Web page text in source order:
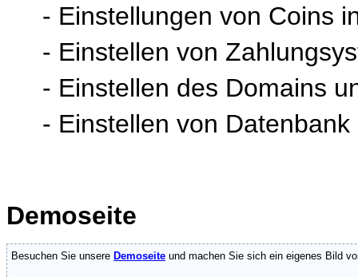
- Einstellungen von Coins
- Einstellen von
- Einstellen des Domains
- Einstellen von Datenbank
Demoseite
Besuchen Sie unsere Demoseite und machen Sie sich ein eigenes Bild